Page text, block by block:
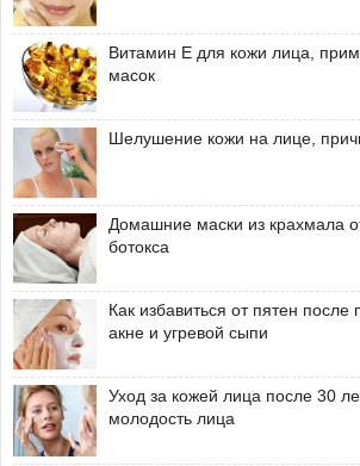
Витамин Е для кожи лица,
масок
Шелушение кожи на лице,
Домашние маски из крахмала
ботокса
Как избавиться от пятен
акне и угревой сыпи
Уход за кожей лица после 30
молодость лица